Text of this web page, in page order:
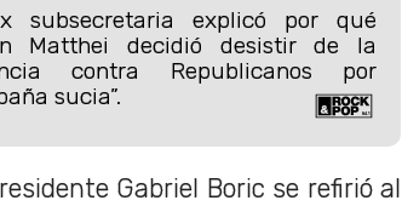
subsecretaria explicó por qué
Matthei decidió desistir de la
contra Republicanos por
sucia”.
Gabriel Boric se refirió al